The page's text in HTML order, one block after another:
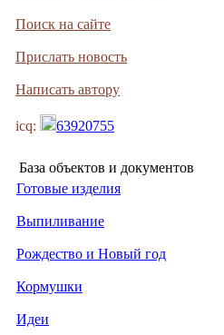
Поиск на сайте
Прислать новость
Написать автору
icq: 63920755
База объектов и документов
Готовые изделия
Выпиливание
Рождество и Новый год
Кормушки
Идеи